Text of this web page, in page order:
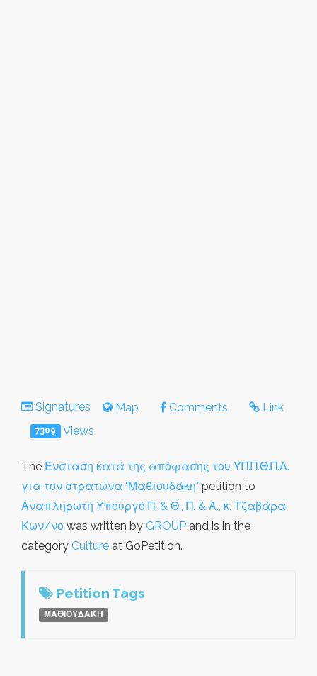
Signatures Map Comments Link
7309 Views
The Ένσταση κατά της απόφασης του ΥΠ.Π.Θ.Π.Α.
για τον στρατώνα "Μαθιουδάκη" petition to
Αναπληρωτή Υπουργό Π. & Θ., Π. & Α., κ. Τζαβάρα
Κων/νο was written by GROUP and is in the
category Culture at GoPetition.
Petition Tags
ΜΑΘΙΟΥΔΑΚΗ